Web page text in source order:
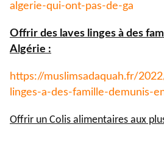
algerie-qui-ont-pas-de-ga
Offrir des laves linges à des
Algérie :
https://muslimsadaquah.fr/
linges-a-des-famille-demunis-
Offrir un Colis alimentaires aux